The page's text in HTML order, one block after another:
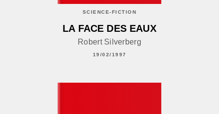
SCIENCE-FICTION
LA FACE DES EAUX
Robert Silverberg
19/02/1997